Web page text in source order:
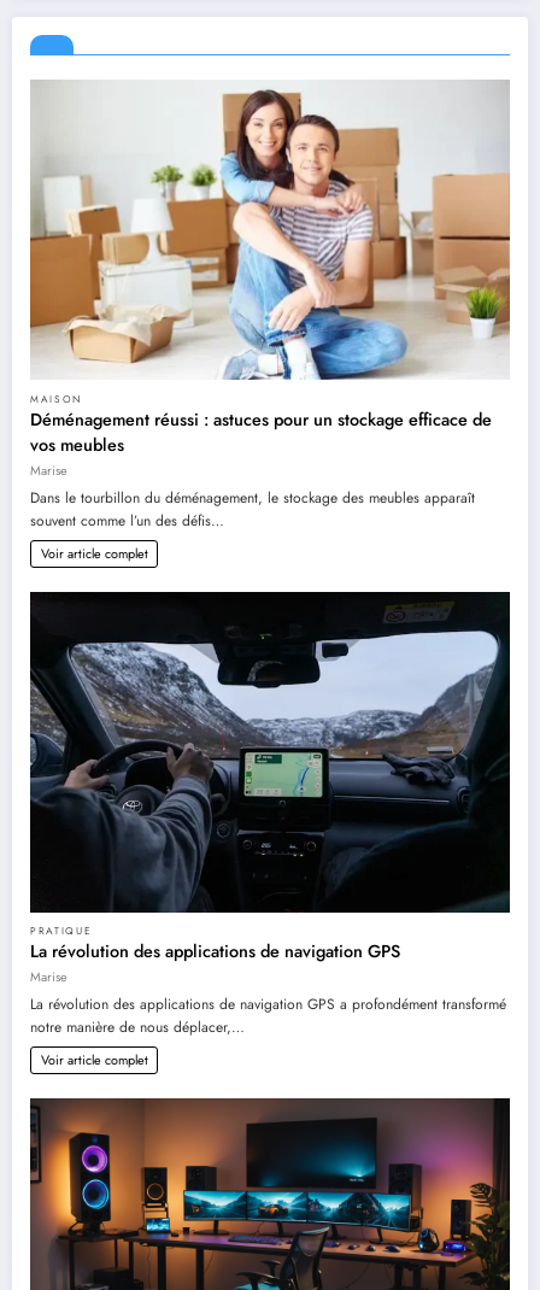
MAISON
Déménagement réussi : astuces pour un stockage efficace de
vos meubles
Marise
Dans le tourbillon du déménagement, le stockage des meubles apparaît
souvent comme l’un des défis…
Voir article complet
PRATIQUE
La révolution des applications de navigation GPS
Marise
La révolution des applications de navigation GPS a profondément transformé
notre manière de nous déplacer,…
Voir article complet